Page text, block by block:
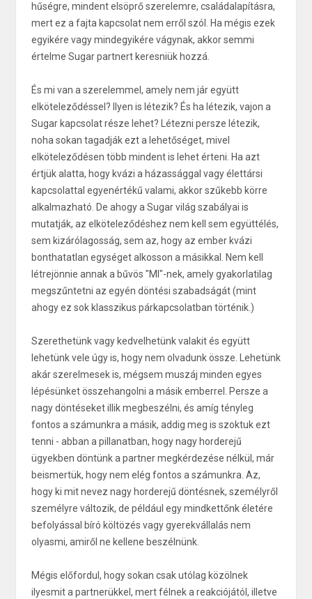
hűségre, mindent elsöprő szerelemre, családalapításra,
mert ez a fajta kapcsolat nem erről szól. Ha mégis ezek
egyikére vagy mindegyikére vágynak, akkor semmi
értelme Sugar partnert keresniük hozzá.
És mi van a szerelemmel, amely nem jár együtt
elköteleződéssel? Ilyen is létezik? És ha létezik, vajon a
Sugar kapcsolat része lehet? Létezni persze létezik,
noha sokan tagadják ezt a lehetőséget, mivel
elköteleződésen több mindent is lehet érteni. Ha azt
értjük alatta, hogy kvázi a házassággal vagy élettársi
kapcsolattal egyenértékű valami, akkor szűkebb körre
alkalmazható. De ahogy a Sugar világ szabályai is
mutatják, az elköteleződéshez nem kell sem együttélés,
sem kizárólagosság, sem az, hogy az ember kvázi
bonthatatlan egységet alkosson a másikkal. Nem kell
létrejönnie annak a bűvös "MI"-nek, amely gyakorlatilag
megszűntetni az egyén döntési szabadságát (mint
ahogy ez sok klasszikus párkapcsolatban történik.)
Szerethetünk vagy kedvelhetünk valakit és együtt
lehetünk vele úgy is, hogy nem olvadunk össze. Lehetünk
akár szerelmesek is, mégsem muszáj minden egyes
lépésünket összehangolni a másik emberrel. Persze a
nagy döntéseket illik megbeszélni, és amíg tényleg
fontos a számunkra a másik, addig meg is szoktuk ezt
tenni - abban a pillanatban, hogy nagy horderejű
ügyekben döntünk a partner megkérdezése nélkül, már
beismertük, hogy nem elég fontos a számunkra. Az,
hogy ki mit nevez nagy horderejű döntésnek, személyről
személyre változik, de például egy mindkettőnk életére
befolyással bíró költözés vagy gyerekvállalás nem
olyasmi, amiről ne kellene beszélnünk.
Mégis előfordul, hogy sokan csak utólag közölnek
ilyesmit a partnerükkel, mert félnek a reakciójától, illetve